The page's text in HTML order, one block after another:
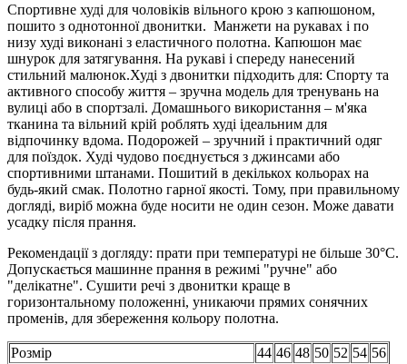
Спортивне худі для чоловіків вільного крою з капюшоном,
пошито з однотонної двонитки. Манжети на рукавах і по
низу худі виконані з еластичного полотна. Капюшон має
шнурок для затягування. На рукаві і спереду нанесений
стильний малюнок.Худі з двонитки підходить для: Спорту та
активного способу життя – зручна модель для тренувань на
вулиці або в спортзалі. Домашнього використання – м'яка
тканина та вільний крій роблять худі ідеальним для
відпочинку вдома. Подорожей – зручний і практичний одяг
для поїздок. Худі чудово поєднується з джинсами або
спортивними штанами. Пошитий в декількох кольорах на
будь-який смак. Полотно гарної якості. Тому, при правильному
догляді, виріб можна буде носити не один сезон. Може давати
усадку після прання.
Рекомендації з догляду: прати при температурі не більше 30°C.
Допускається машинне прання в режимі "ручне" або
"делікатне". Сушити речі з двонитки краще в
горизонтальному положенні, уникаючи прямих сонячних
променів, для збереження кольору полотна.
Розмір 44 46 48 50 52 54 56